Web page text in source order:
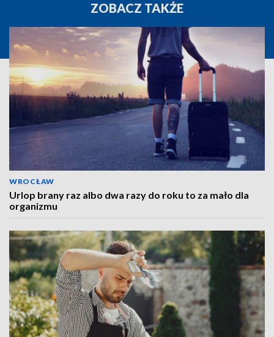
ZOBACZ TAKŻE
WROCŁAW
Urlop brany raz albo dwa razy do roku to za mało dla
organizmu